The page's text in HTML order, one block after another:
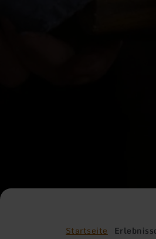
Startseite